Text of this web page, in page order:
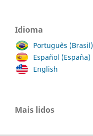
Idioma
Português (Brasil)
Español (España)
English
Mais lidos